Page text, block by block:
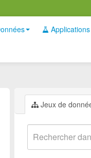
Applications
Jeux de